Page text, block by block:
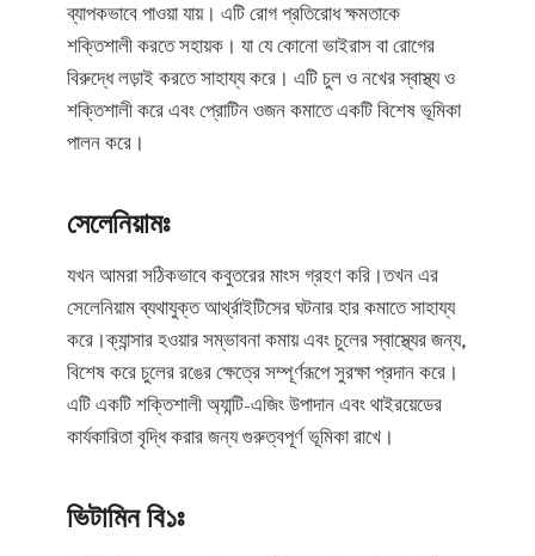
ব্যাপকভাবে পাওয়া যায়। এটি রোগ প্রতিরোধ ক্ষমতাকে
শক্তিশালী করতে সহায়ক। যা যে কোনো ভাইরাস বা রোগের
বিরুদ্ধে লড়াই করতে সাহায্য করে। এটি চুল ও নখের স্বাস্থ্য ও
শক্তিশালী করে এবং প্রোটিন ওজন কমাতে একটি বিশেষ ভূমিকা
পালন করে।
সেলেনিয়ামঃ
যখন আমরা সঠিকভাবে কবুতরের মাংস গ্রহণ করি।তখন এর
সেলেনিয়াম ব্যথাযুক্ত আর্থ্রাইটিসের ঘটনার হার কমাতে সাহায্য
করে।ক্যান্সার হওয়ার সম্ভাবনা কমায় এবং চুলের স্বাস্থ্যের জন্য,
বিশেষ করে চুলের রঙের ক্ষেত্রে সম্পূর্ণরূপে সুরক্ষা প্রদান করে।
এটি একটি শক্তিশালী অ্যান্টি-এজিং উপাদান এবং থাইরয়েডের
কার্যকারিতা বৃদ্ধি করার জন্য গুরুত্বপূর্ণ ভূমিকা রাখে।
ভিটামিন বি১ঃ